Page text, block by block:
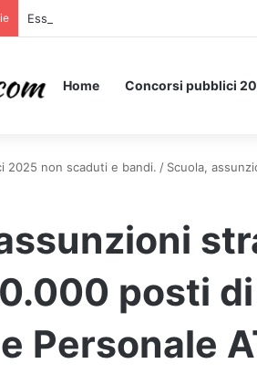
Essere Pagati per Stare a Letto: ecco
Home Concorsi pubblici
2025 non scaduti e bandi. / Scuola,
posti
Personale